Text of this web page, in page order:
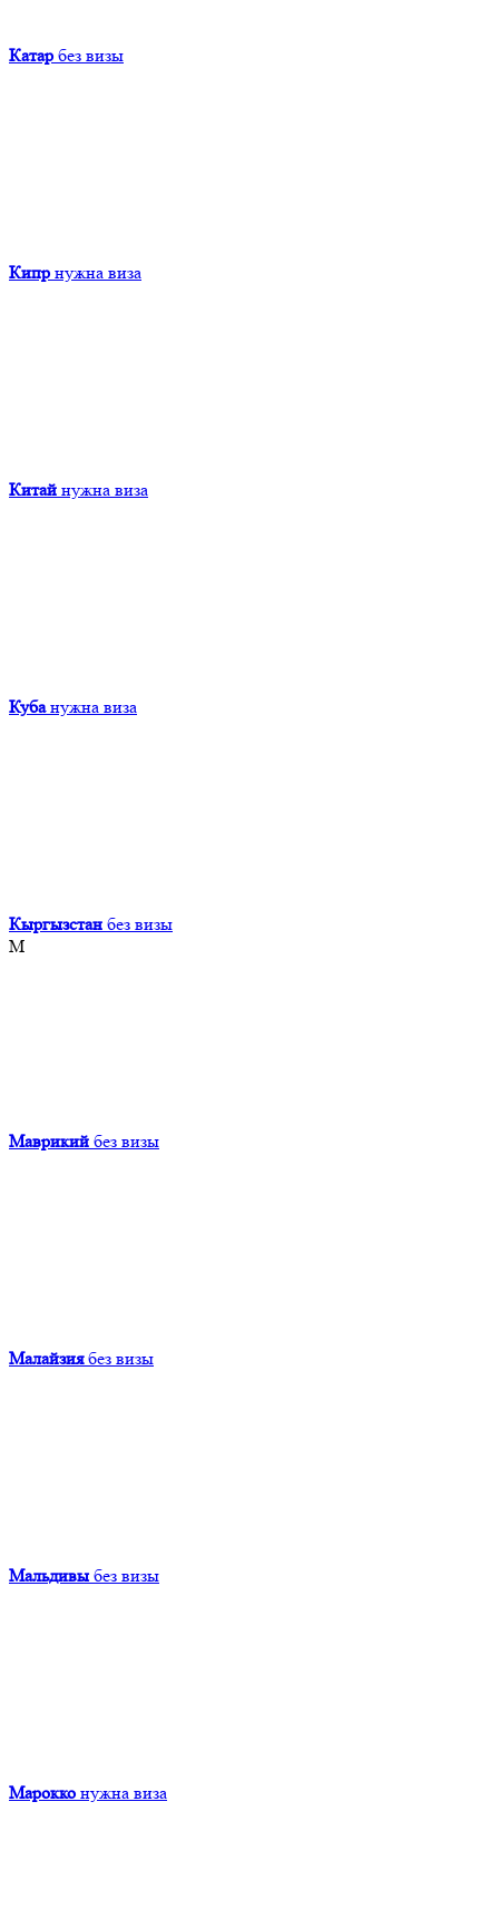
Катар без визы
Кипр нужна виза
Китай нужна виза
Куба нужна виза
Кыргызcтан без визы
М
Маврикий без визы
Малайзия без визы
Мальдивы без визы
Марокко нужна виза